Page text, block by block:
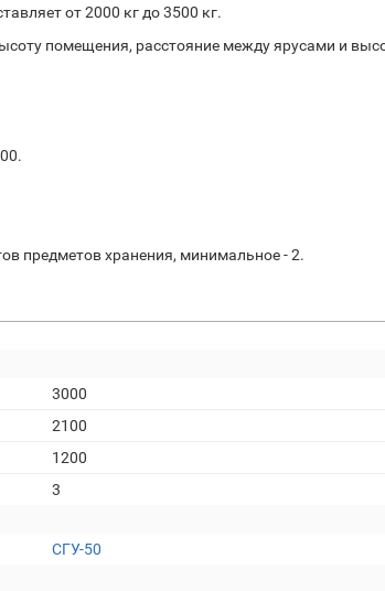
от 2000 кг до 3500 кг.
помещения, расстояние между ярусами и
предметов хранения, минимальное - 2.
3000
2100
1200
3
СГУ-50